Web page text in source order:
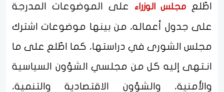
اطّلع مجلس الوزراء
على الموضوعات المدرجة
على جدول أعماله، من بينها موضوعات اشترك
مجلس الشورى في دراستها، كما اطّلع على ما
انـتهى إليه كل من مجلسي الشؤون السياسية
والأمنية، والشؤون الاقتصادية والتنمية،